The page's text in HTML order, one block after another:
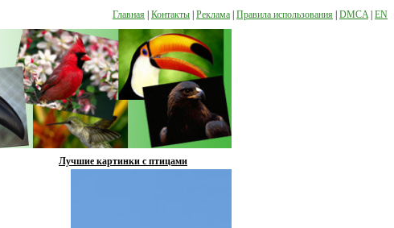
Главная Контакты Реклама Правила использования DMCA EN
Лучшие картинки с птицами